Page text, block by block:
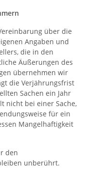
über die
Angaben und
die in den
Äußerungen des
übernehmen wir
die Verjährungsfrist
Sachen ein Jahr
nicht bei einer Sache,
für ein
Mangelhaftigkeit
den
unberührt.